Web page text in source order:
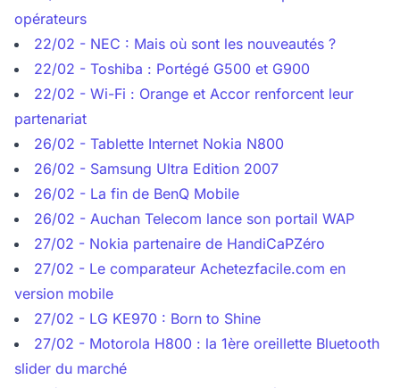
opérateurs
22/02 - NEC : Mais où sont les nouveautés ?
22/02 - Toshiba : Portégé G500 et G900
22/02 - Wi-Fi : Orange et Accor renforcent leur
partenariat
26/02 - Tablette Internet Nokia N800
26/02 - Samsung Ultra Edition 2007
26/02 - La fin de BenQ Mobile
26/02 - Auchan Telecom lance son portail WAP
27/02 - Nokia partenaire de HandiCaPZéro
27/02 - Le comparateur Achetezfacile.com en
version mobile
27/02 - LG KE970 : Born to Shine
27/02 - Motorola H800 : la 1ère oreillette Bluetooth
slider du marché